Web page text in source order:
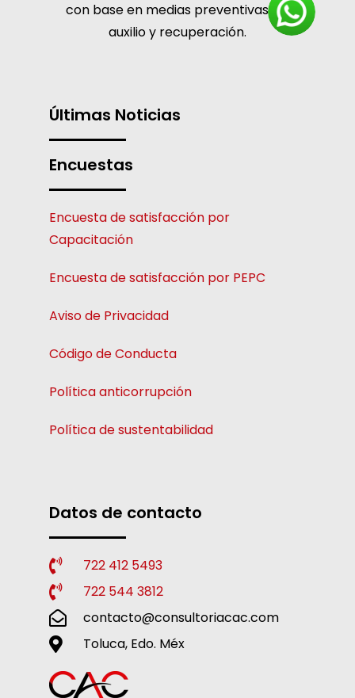
con base en medias preventivas, de
auxilio y recuperación.
Últimas Noticias
Encuestas
Encuesta de satisfacción por
Capacitación
Encuesta de satisfacción por PEPC
Aviso de Privacidad
Código de Conducta
Política anticorrupción
Política de sustentabilidad
Datos de contacto
722 412 5493
722 544 3812
contacto@consultoriacac.com
Toluca, Edo. Méx